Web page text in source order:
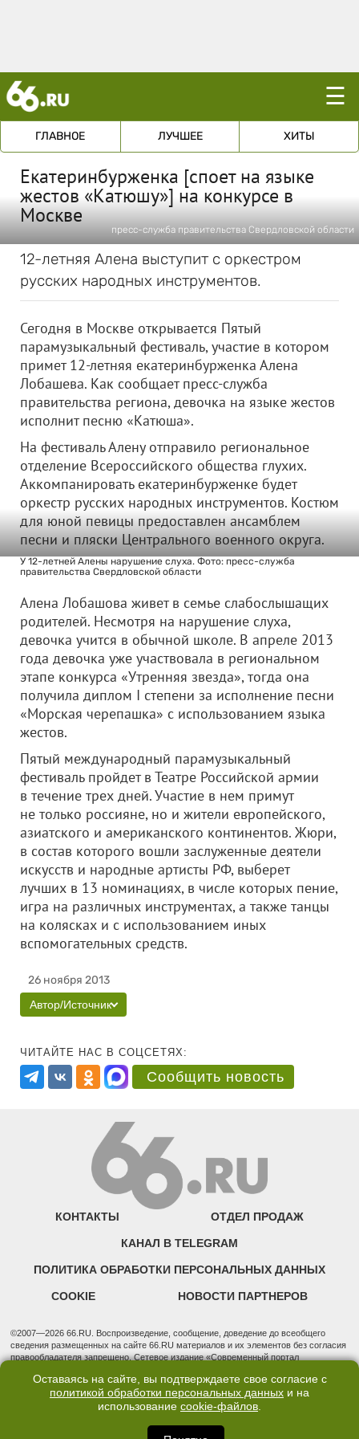
☰
ГЛАВНОЕ ЛУЧШЕЕ ХИТЫ
Екатеринбурженка [споет на языке
жестов «Катюшу»] на конкурсе в
Москве
пресс-служба правительства Свердловской области
12-летняя Алена выступит с оркестром
русских народных инструментов.
Сегодня в Москве открывается Пятый
парамузыкальный фестиваль, участие в котором
примет 12-летняя екатеринбурженка Алена
Лобашева. Как сообщает пресс-служба
правительства региона, девочка на языке жестов
исполнит песню «Катюша».
На фестиваль Алену отправило региональное
отделение Всероссийского общества глухих.
Аккомпанировать екатеринбурженке будет
оркестр русских народных инструментов. Костюм
для юной певицы предоставлен ансамблем
песни и пляски Центрального военного округа.
У 12-летней Алены нарушение слуха. Фото: пресс-служба
правительства Свердловской области
Алена Лобашова живет в семье слабослышащих
родителей. Несмотря на нарушение слуха,
девочка учится в обычной школе. В апреле 2013
года девочка уже участвовала в региональном
этапе конкурса «Утренняя звезда», тогда она
получила диплом I степени за исполнение песни
«Морская черепашка» с использованием языка
жестов.
Пятый международный парамузыкальный
фестиваль пройдет в Театре Российской армии
в течение трех дней. Участие в нем примут
не только россияне, но и жители европейского,
азиатского и американского континентов. Жюри,
в состав которого вошли заслуженные деятели
искусств и народные артисты РФ, выберет
лучших в 13 номинациях, в числе которых пение,
игра на различных инструментах, а также танцы
на колясках и с использованием иных
вспомогательных средств.
26 ноября 2013
Автор/Источник
ЧИТАЙТЕ НАС В СОЦСЕТЯХ:
Сообщить новость
КОНТАКТЫ ОТДЕЛ ПРОДАЖ
КАНАЛ В TELEGRAM
ПОЛИТИКА ОБРАБОТКИ ПЕРСОНАЛЬНЫХ ДАННЫХ
COOKIE НОВОСТИ ПАРТНЕРОВ
©2007—2026 66.RU. Воспроизведение, сообщение, доведение до всеобщего
сведения размещенных на сайте 66.RU материалов и их элементов без согласия
правообладателя запрещено. Сетевое издание «Современный портал
надзору в сфере связи, информационных технологий и массовых коммуникаций
(Роскомнадзор). Регистрационный номер ЭЛ № ФС 77 - 76634 от 02.09.2019
Учредитель: Общество с ограниченной ответственностью "66.ру". Юридический
3, оф. 7015 Фактический адрес редакции и отдела продаж: 620014, Свердловская
Оставаясь на сайте, вы подтверждаете свое согласие с
политикой обработки персональных данных и на
использование cookie-файлов.